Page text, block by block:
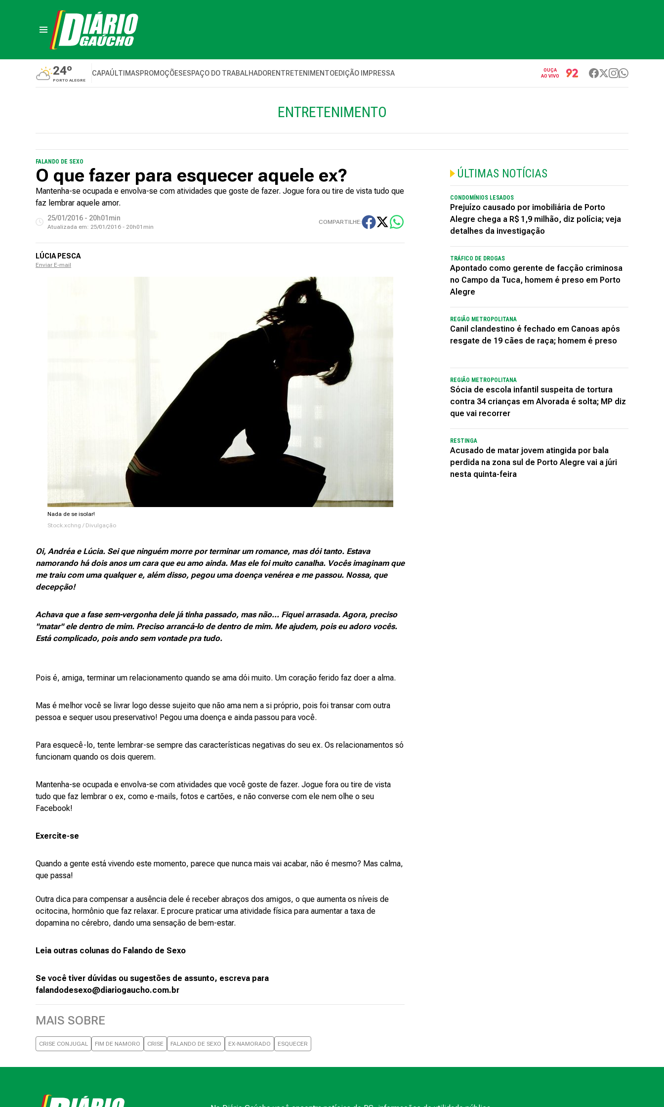
24º
PORTO ALEGRE
CAPAÚLTIMASPROMOÇÕESESPAÇO DO TRABALHADORENTRETENIMENTOEDIÇÃO IMPRESSA
OUÇA
AO VIVO
ENTRETENIMENTO
FALANDO DE SEXO
O que fazer para esquecer aquele ex?
Mantenha-se ocupada e envolva-se com atividades que goste de fazer. Jogue fora ou tire de vista tudo que
faz lembrar aquele amor.
25/01/2016 - 20h01min
Atualizada em: 25/01/2016 - 20h01min
COMPARTILHE:
LÚCIA PESCA
Enviar E-mail
Nada de se isolar!
Stock.xchng / Divulgação
Oi, Andréa e Lúcia. Sei que ninguém morre por terminar um romance, mas dói tanto. Estava
namorando há dois anos um cara que eu amo ainda. Mas ele foi muito canalha. Vocês imaginam que
me traiu com uma qualquer e, além disso, pegou uma doença venérea e me passou. Nossa, que
decepção!
Achava que a fase sem-vergonha dele já tinha passado, mas não... Fiquei arrasada. Agora, preciso
"matar" ele dentro de mim. Preciso arrancá-lo de dentro de mim. Me ajudem, pois eu adoro vocês.
Está complicado, pois ando sem vontade pra tudo.
Pois é, amiga, terminar um relacionamento quando se ama dói muito. Um coração ferido faz doer a alma.
Mas é melhor você se livrar logo desse sujeito que não ama nem a si próprio, pois foi transar com outra
pessoa e sequer usou preservativo! Pegou uma doença e ainda passou para você.
Para esquecê-lo, tente lembrar-se sempre das características negativas do seu ex. Os relacionamentos só
funcionam quando os dois querem.
Mantenha-se ocupada e envolva-se com atividades que você goste de fazer. Jogue fora ou tire de vista
tudo que faz lembrar o ex, como e-mails, fotos e cartões, e não converse com ele nem olhe o seu
Facebook!
Exercite-se
Quando a gente está vivendo este momento, parece que nunca mais vai acabar, não é mesmo? Mas calma,
que passa!
Outra dica para compensar a ausência dele é receber abraços dos amigos, o que aumenta os níveis de
ocitocina, hormônio que faz relaxar. E procure praticar uma atividade física para aumentar a taxa de
dopamina no cérebro, dando uma sensação de bem-estar.
Leia outras colunas do Falando de Sexo
Se você tiver dúvidas ou sugestões de assunto, escreva para
falandodesexo@diariogaucho.com.br
MAIS SOBRE
CRISE CONJUGAL FIM DE NAMORO CRISE FALANDO DE SEXO EX-NAMORADO ESQUECER
ÚLTIMAS NOTÍCIAS
CONDOMÍNIOS LESADOS
Prejuízo causado por imobiliária de Porto
Alegre chega a R$ 1,9 milhão, diz polícia; veja
detalhes da investigação
TRÁFICO DE DROGAS
Apontado como gerente de facção criminosa
no Campo da Tuca, homem é preso em Porto
Alegre
REGIÃO METROPOLITANA
Canil clandestino é fechado em Canoas após
resgate de 19 cães de raça; homem é preso
REGIÃO METROPOLITANA
Sócia de escola infantil suspeita de tortura
contra 34 crianças em Alvorada é solta; MP diz
que vai recorrer
RESTINGA
Acusado de matar jovem atingida por bala
perdida na zona sul de Porto Alegre vai a júri
nesta quinta-feira